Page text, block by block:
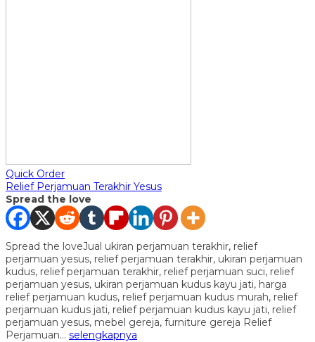
Quick Order
Relief Perjamuan Terakhir Yesus
Spread the love
Spread the loveJual ukiran perjamuan terakhir, relief
perjamuan yesus, relief perjamuan terakhir, ukiran perjamuan
kudus, relief perjamuan terakhir, relief perjamuan suci, relief
perjamuan yesus, ukiran perjamuan kudus kayu jati, harga
relief perjamuan kudus, relief perjamuan kudus murah, relief
perjamuan kudus jati, relief perjamuan kudus kayu jati, relief
perjamuan yesus, mebel gereja, furniture gereja Relief
Perjamuan… selengkapnya